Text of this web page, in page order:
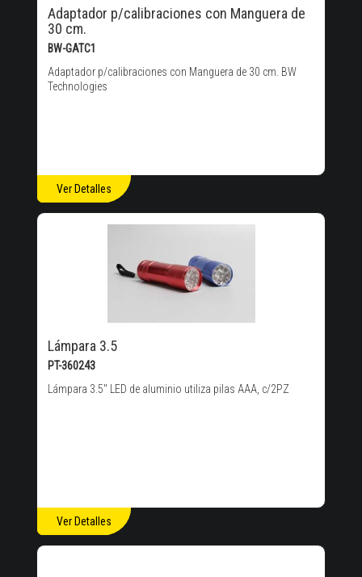
Adaptador p/calibraciones con Manguera de
30 cm.
BW-GATC1
Adaptador p/calibraciones con Manguera de 30 cm. BW
Technologies
Ver Detalles
Lámpara 3.5
PT-360243
Lámpara 3.5" LED de aluminio utiliza pilas AAA, c/2PZ
Ver Detalles